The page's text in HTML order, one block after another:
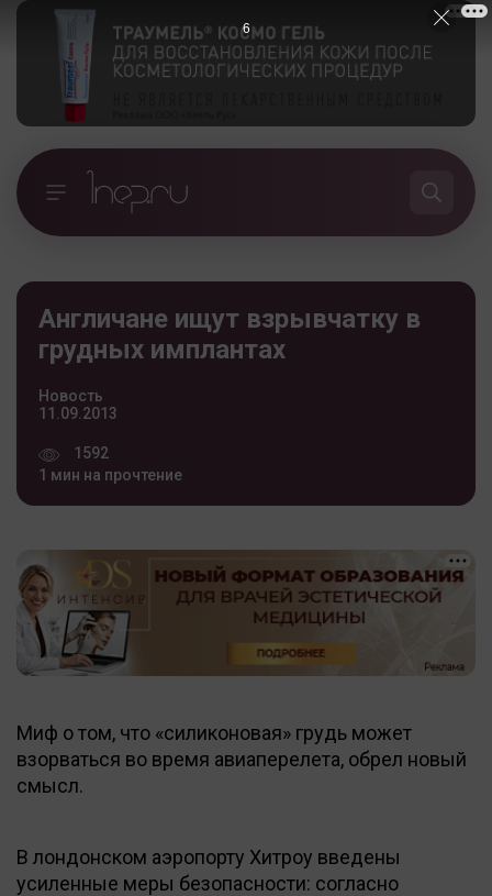
Англичане ищут взрывчатку в
грудных имплантах
Новость
11.09.2013
1592
1 мин на прочтение
Миф о том, что «силиконовая» грудь может
взорваться во время авиаперелета, обрел новый
смысл.
В лондонском аэропорту Хитроу введены
усиленные меры безопасности: согласно
5